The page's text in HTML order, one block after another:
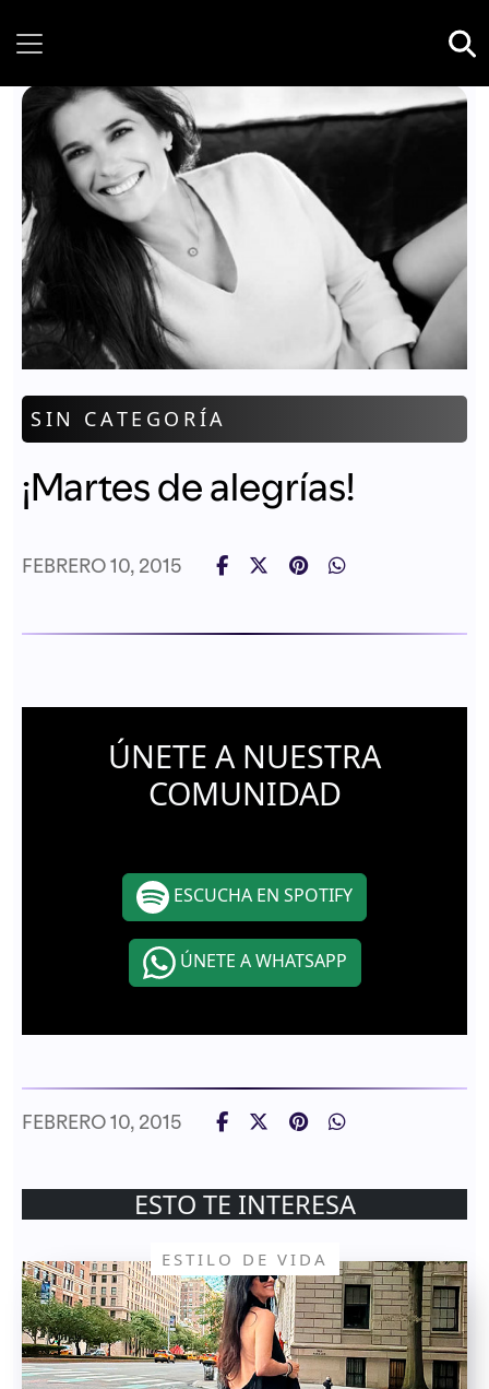
SIN CATEGORÍA
¡Martes de alegrías!
FEBRERO 10, 2015
ÚNETE A NUESTRA
COMUNIDAD
ESCUCHA EN SPOTIFY
ÚNETE A WHATSAPP
FEBRERO 10, 2015
ESTO TE INTERESA
ESTILO DE VIDA